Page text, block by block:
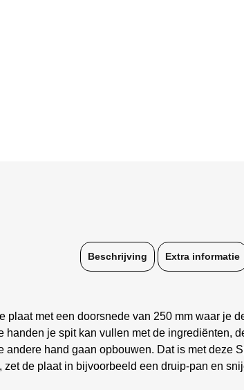
Beschrijving Extra informatie
plaat met een doorsnede van 250 mm waar je
je spit kan vullen met de ingrediënten,
andere hand gaan opbouwen. Dat is met deze
de plaat in bijvoorbeeld een druip-pan en